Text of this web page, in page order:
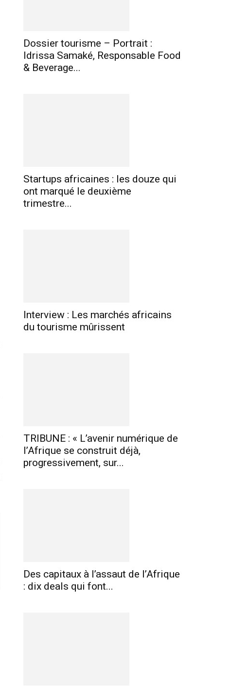
Dossier tourisme – Portrait :
Idrissa Samaké, Responsable Food
& Beverage...
Startups africaines : les douze qui
ont marqué le deuxième
trimestre...
Interview : Les marchés africains
du tourisme mûrissent
TRIBUNE : « L’avenir numérique de
l’Afrique se construit déjà,
progressivement, sur...
Des capitaux à l’assaut de l’Afrique
: dix deals qui font...